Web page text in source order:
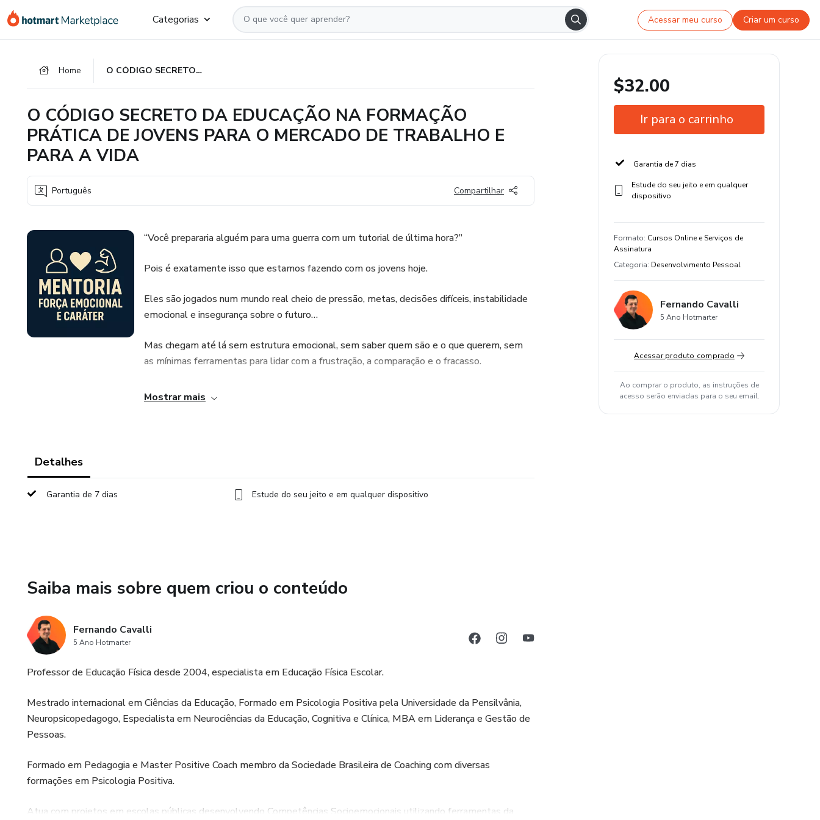
para
para
para
Categorias Acessar meu curso Criar um curso
Home O CÓDIGO SECRETO DA EDUCAÇÃO NA FORMAÇÃO PRÁTICA DE JOVENS PARA O MERCADO DE TRABALHO E PARA A VIDA
O CÓDIGO SECRETO DA EDUCAÇÃO NA FORMAÇÃO
PRÁTICA DE JOVENS PARA O MERCADO DE TRABALHO E
PARA A VIDA
Português Compartilhar
“Você prepararia alguém para uma guerra com um tutorial de última hora?”
Pois é exatamente isso que estamos fazendo com os jovens hoje.
Eles são jogados num mundo real cheio de pressão, metas, decisões difíceis, instabilidade
emocional e insegurança sobre o futuro…
Mas chegam até lá sem estrutura emocional, sem saber quem são e o que querem, sem
as mínimas ferramentas para lidar com a frustração, a comparação e o fracasso.
❌ Jovens que desistem no primeiro ‘não’.
por um mercado cada vez mais exigente emocionalmente.
MÉTODO CLARO, ACESSÍVEL E COMPROVADO?
O curso gravado com ferramentas práticas que você acessa aqui é uma formação completa
Baseado na Psicologia Positiva, nas 24 forças de caráter e nas bases da Neuroeducação,
✔️ Fortalecer a identidade do jovem
Mostrar mais
Detalhes
Garantia de 7 dias Estude do seu jeito e em qualquer dispositivo
Saiba mais sobre quem criou o conteúdo
Fernando Cavalli
5 Ano Hotmarter
Professor de Educação Física desde 2004, especialista em Educação Física Escolar.
Mestrado internacional em Ciências da Educação, Formado em Psicologia Positiva pela Universidade da Pensilvânia,
Neuropsicopedagogo, Especialista em Neurociências da Educação, Cognitiva e Clínica, MBA em Liderança e Gestão de
Pessoas.
Formado em Pedagogia e Master Positive Coach membro da Sociedade Brasileira de Coaching com diversas
formações em Psicologia Positiva.
Atua com projetos em escolas públicas desenvolvendo Competências Socioemocionais utilizando ferramentas da
$32.00
Ir para o carrinho
Garantia de 7 dias
Estude do seu jeito e em qualquer
dispositivo
Formato: Cursos Online e Serviços de
Assinatura
Categoria: Desenvolvimento Pessoal
Fernando Cavalli
5 Ano Hotmarter
Acessar produto comprado
Ao comprar o produto, as instruções de
acesso serão enviadas para o seu email.